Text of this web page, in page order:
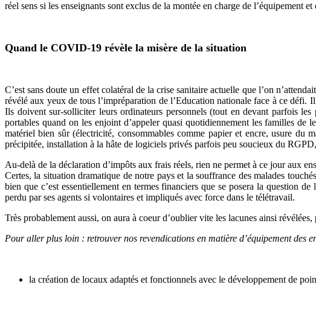
réel sens si les enseignants sont exclus de la montée en charge de l’équipement
Quand le COVID-19 révèle la misère de la situation
C’est sans doute un effet colatéral de la crise sanitaire actuelle que l’on
révélé aux yeux de tous l’impréparation de l’Education nationale face à ce
Ils doivent sur-solliciter leurs ordinateurs personnels (tout en devant parfois
portables quand on les enjoint d’appeler quasi quotidiennement les familles de
matériel bien sûr (électricité, consommables comme papier et encre, usure
précipitée, installation à la hâte de logiciels privés parfois peu soucieux du
Au-delà de la déclaration d’impôts aux frais réels, rien ne permet à ce jour aux
Certes, la situation dramatique de notre pays et la souffrance des malades
bien que c’est essentiellement en termes financiers que se posera la question
perdu par ses agents si volontaires et impliqués avec force dans le télétravail.
Très probablement aussi, on aura à coeur d’oublier vite les lacunes ainsi
Pour aller plus loin : retrouver nos revendications en matière d’équipement des
la création de locaux adaptés et fonctionnels avec le développement de